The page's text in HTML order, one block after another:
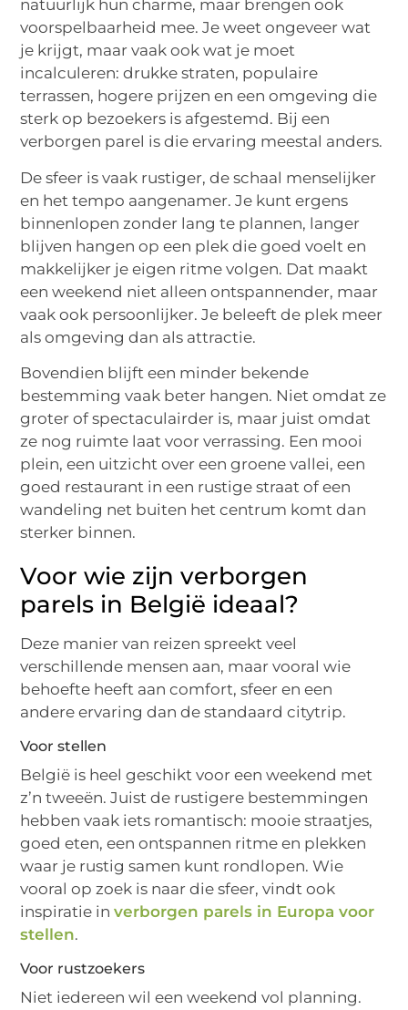
natuurlijk hun charme, maar brengen ook
voorspelbaarheid mee. Je weet ongeveer wat
je krijgt, maar vaak ook wat je moet
incalculeren: drukke straten, populaire
terrassen, hogere prijzen en een omgeving die
sterk op bezoekers is afgestemd. Bij een
verborgen parel is die ervaring meestal anders.
De sfeer is vaak rustiger, de schaal menselijker
en het tempo aangenamer. Je kunt ergens
binnenlopen zonder lang te plannen, langer
blijven hangen op een plek die goed voelt en
makkelijker je eigen ritme volgen. Dat maakt
een weekend niet alleen ontspannender, maar
vaak ook persoonlijker. Je beleeft de plek meer
als omgeving dan als attractie.
Bovendien blijft een minder bekende
bestemming vaak beter hangen. Niet omdat ze
groter of spectaculairder is, maar juist omdat
ze nog ruimte laat voor verrassing. Een mooi
plein, een uitzicht over een groene vallei, een
goed restaurant in een rustige straat of een
wandeling net buiten het centrum komt dan
sterker binnen.
Voor wie zijn verborgen
parels in België ideaal?
Deze manier van reizen spreekt veel
verschillende mensen aan, maar vooral wie
behoefte heeft aan comfort, sfeer en een
andere ervaring dan de standaard citytrip.
Voor stellen
België is heel geschikt voor een weekend met
z’n tweeën. Juist de rustigere bestemmingen
hebben vaak iets romantisch: mooie straatjes,
goed eten, een ontspannen ritme en plekken
waar je rustig samen kunt rondlopen. Wie
vooral op zoek is naar die sfeer, vindt ook
inspiratie inverborgen parels in Europa voor
stellen.
Voor rustzoekers
Niet iedereen wil een weekend vol planning.